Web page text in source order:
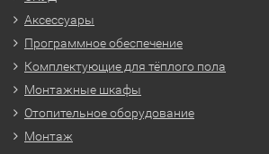
Аксессуары
Программное обеспечение
Комплектующие для тёплого пола
Монтажные шкафы
Отопительное оборудование
Монтаж